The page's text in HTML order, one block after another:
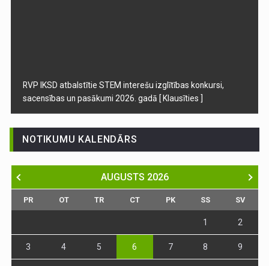
RVP IKSD atbalstītie STEM interešu izglītības konkursi,
sacensības un pasākumi 2026. gadā [ Klausīties ]
NOTIKUMU KALENDĀRS
AUGUSTS 2026
PR OT TR CT PK SS SV
1 2
3 4 5 6 7 8 9